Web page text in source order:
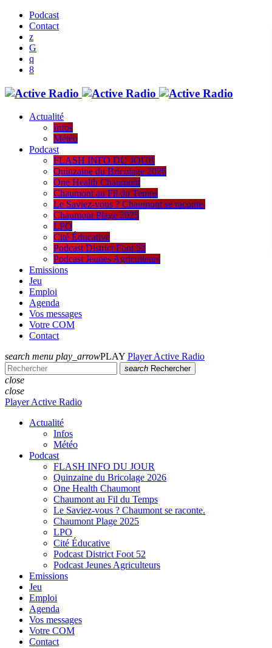
Podcast
Contact
Actualité
Infos
Météo
Podcast
FLASH INFO DU JOUR
Quinzaine du Bricolage 2026
One Health Chaumont
Chaumont au Fil du Temps
Le Saviez-vous ? Chaumont se raconte.
Chaumont Plage 2025
LPO
Cité Éducative
Podcast District Foot 52
Podcast Jeunes Agriculteurs
Emissions
Jeu
Emploi
Agenda
Vos messages
Votre COM
Contact
search menu play_arrowPLAY Player Active Radio
search Rechercher
close
close
Player Active Radio
Actualité
Infos
Météo
Podcast
FLASH INFO DU JOUR
Quinzaine du Bricolage 2026
One Health Chaumont
Chaumont au Fil du Temps
Le Saviez-vous ? Chaumont se raconte.
Chaumont Plage 2025
LPO
Cité Éducative
Podcast District Foot 52
Podcast Jeunes Agriculteurs
Emissions
Jeu
Emploi
Agenda
Vos messages
Votre COM
Contact